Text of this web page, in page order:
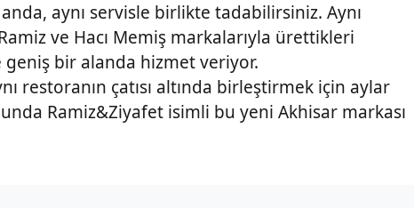
aynı servisle birlikte tadabilirsiniz. Aynı
ve Hacı Memiş markalarıyla ürettikleri
bir alanda hizmet veriyor.
restoranın çatısı altında birleştirmek için aylar
Ramiz&Ziyafet isimli bu yeni Akhisar markası